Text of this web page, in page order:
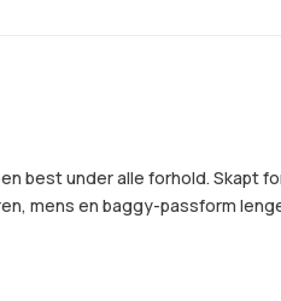
best under alle forhold. Skapt
mens en baggy-passform